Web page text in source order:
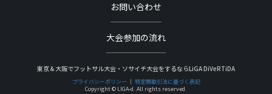
お問い合わせ
大会参加の流れ
東京＆大阪でフットサル大会・ソサイチ大会をするならLiGA DiVeRTiDA
プライバシーポリシー
特定商取引法に基づく表記
Copyright © LIGA-d. All rights reserved.